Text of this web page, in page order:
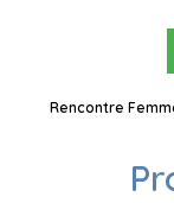
Rencontre